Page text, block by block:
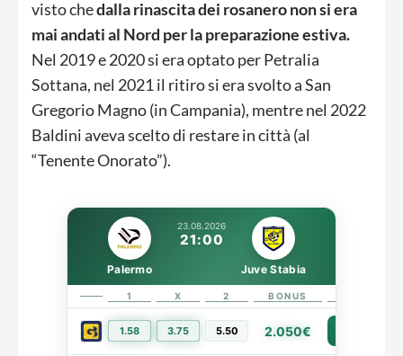
visto chedalla rinascita dei rosanero non si era
mai andati al Nord per la preparazione estiva.
Nel 2019 e 2020 si era optato per Petralia
Sottana, nel 2021 il ritiro si era svolto a San
Gregorio Magno (in Campania), mentre nel 2022
Baldini aveva scelto di restare in città (al
“Tenente Onorato”).
23.08.2026
21:00
Palermo Juve Stabia
1 X 2 BONUS
1.58 3.75 5.50 2.050€